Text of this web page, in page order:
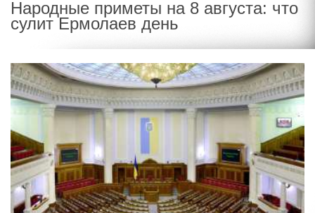
Народные приметы на 8 августа: что
сулит Ермолаев день